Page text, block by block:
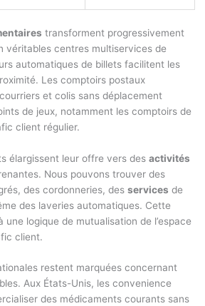
transforment progressivement
véritables centres multiservices de
automatiques de billets facilitent les
Les comptoirs postaux
et colis sans déplacement
de jeux, notamment les comptoirs de
client régulier.
élargissent leur offre vers des activités
Nous pouvons trouver des
des cordonneries, des services de
des laveries automatiques. Cette
logique de mutualisation de l’espace
client.
restent marquées concernant
Aux États-Unis, les convenience
des médicaments courants sans